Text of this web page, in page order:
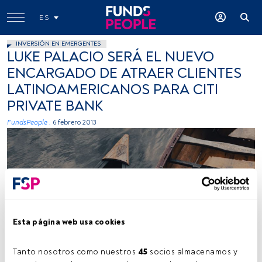
Esta página web usa cookies
Tanto nosotros como nuestros 45 socios almacenamos y
ES
INVERSIÓN EN EMERGENTES
LUKE PALACIO SERÁ EL NUEVO
ENCARGADO DE ATRAER CLIENTES
LATINOAMERICANOS PARA CITI
PRIVATE BANK
FundsPeople . 6 febrero 2013